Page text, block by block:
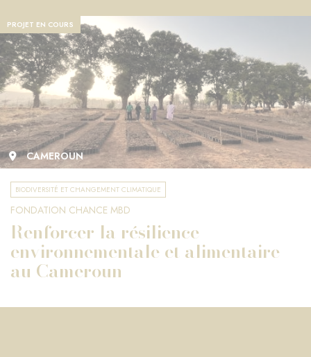
PROJET EN COURS
CAMEROUN
BIODIVERSITÉ ET CHANGEMENT CLIMATIQUE
FONDATION CHANCE MBD
Renforcer la résilience
environnementale et alimentaire
au Cameroun